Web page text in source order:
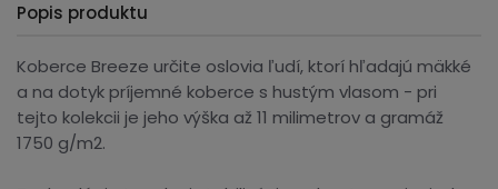
Popis produktu
Koberce Breeze určite oslovia ľudí, ktorí hľadajú mäkké
a na dotyk príjemné koberce s hustým vlasom - pri
tejto kolekcii je jeho výška až 11 milimetrov a gramáž
1750 g/m2.